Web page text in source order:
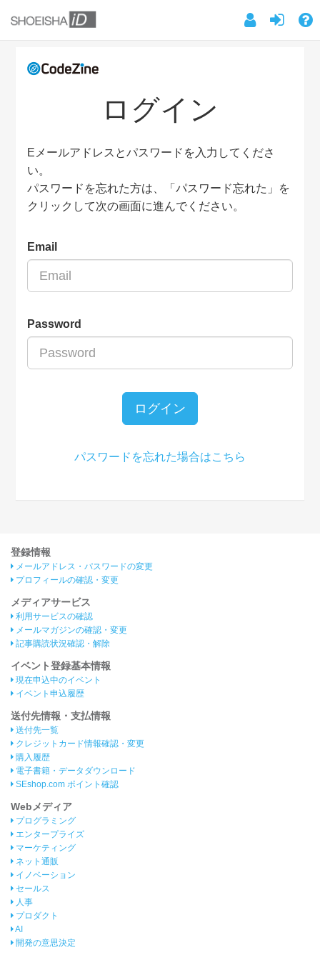
ログイン
Eメールアドレスとパスワードを入力してくださ
い。
パスワードを忘れた方は、「パスワード忘れた」を
クリックして次の画面に進んでください。
Email
Password
ログイン
パスワードを忘れた場合はこちら
登録情報
メールアドレス・パスワードの変更
プロフィールの確認・変更
メディアサービス
利用サービスの確認
メールマガジンの確認・変更
記事購読状況確認・解除
イベント登録基本情報
現在申込中のイベント
イベント申込履歴
送付先情報・支払情報
送付先一覧
クレジットカード情報確認・変更
購入履歴
電子書籍・データダウンロード
SEshop.com ポイント確認
Webメディア
プログラミング
エンタープライズ
マーケティング
ネット通販
イノベーション
セールス
人事
プロダクト
AI
開発の意思決定